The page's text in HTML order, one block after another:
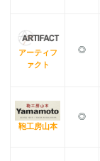
アーティフ
ァクト
◎
鞄工房山本
◎